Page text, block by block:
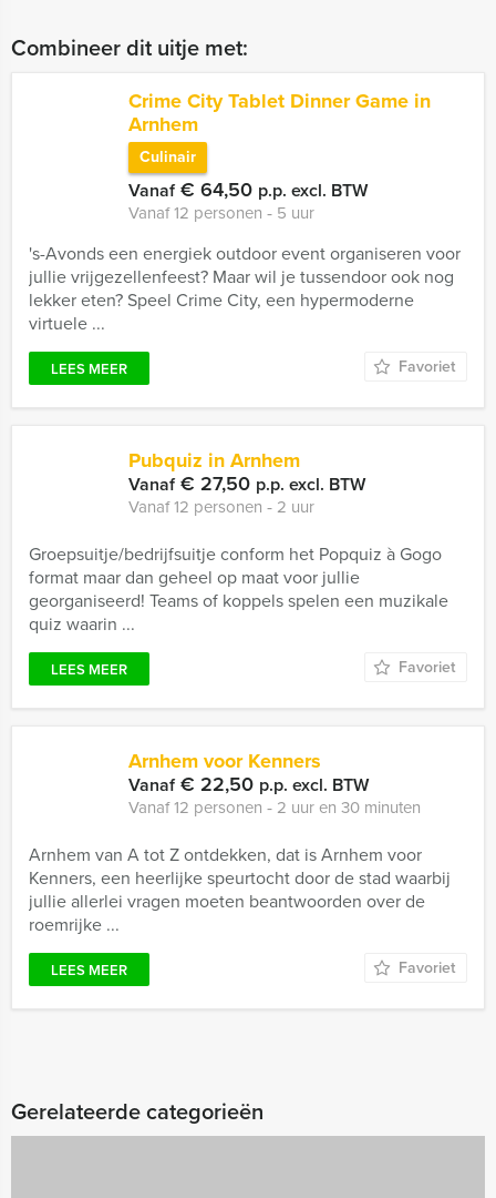
Combineer dit uitje met:
Crime City Tablet Dinner Game in
Arnhem
Culinair
Vanaf€ 64,50 p.p. excl. BTW
Vanaf 12 personen ‐ 5 uur
's-Avonds een energiek outdoor event organiseren voor
jullie vrijgezellenfeest? Maar wil je tussendoor ook nog
lekker eten? Speel Crime City, een hypermoderne
virtuele ...
LEES MEER Favoriet
Pubquiz in Arnhem
Vanaf€ 27,50 p.p. excl. BTW
Vanaf 12 personen ‐ 2 uur
Groepsuitje/bedrijfsuitje conform het Popquiz à Gogo
format maar dan geheel op maat voor jullie
georganiseerd! Teams of koppels spelen een muzikale
quiz waarin ...
LEES MEER Favoriet
Arnhem voor Kenners
Vanaf€ 22,50 p.p. excl. BTW
Vanaf 12 personen ‐ 2 uur en 30 minuten
Arnhem van A tot Z ontdekken, dat is Arnhem voor
Kenners, een heerlijke speurtocht door de stad waarbij
jullie allerlei vragen moeten beantwoorden over de
roemrijke ...
LEES MEER Favoriet
Gerelateerde categorieën